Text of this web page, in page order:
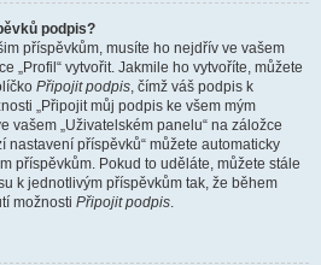
podpis?
příspěvkům, musíte ho nejdřív ve vašem
„Profil“ vytvořit. Jakmile ho vytvoříte, můžete
Připojit podpis, čímž váš podpis k
„Připojit můj podpis ke všem mým
vašem „Uživatelském panelu“ na záložce
nastavení příspěvků“ můžete automaticky
příspěvkům. Pokud to uděláte, můžete stále
k jednotlivým příspěvkům tak, že během
možnosti Připojit podpis.